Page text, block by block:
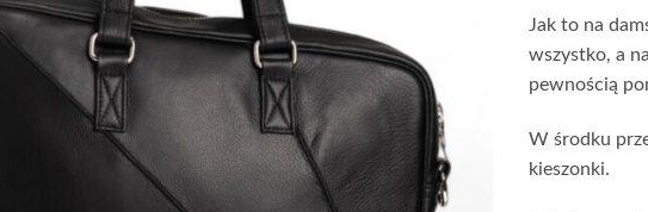
Jak to na
wszystko, a
pewnością
W środku
kieszonki.